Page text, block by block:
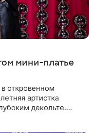
мини-платье
откровенном
артистка
декольте.